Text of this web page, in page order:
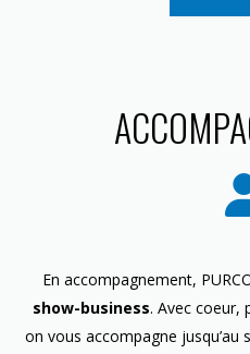
En accompagnement,
show-business. Avec coeur,
on vous accompagne jusqu’au